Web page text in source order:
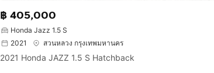
฿ 405,000
Honda Jazz 1.5 S
2021
สวนหลวง กรุงเทพมหานคร
2021 Honda JAZZ 1.5 S Hatchback